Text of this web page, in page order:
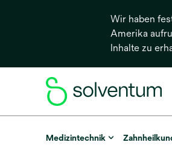
Wir haben
Amerika
Inhalte zu
Medizintechnik